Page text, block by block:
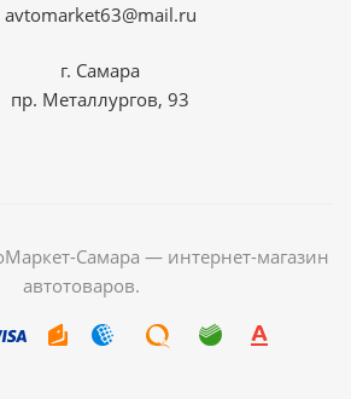
avtomarket63@mail.ru
г. Самара
пр. Металлургов, 93
Самара — интернет-магазин
автотоваров.